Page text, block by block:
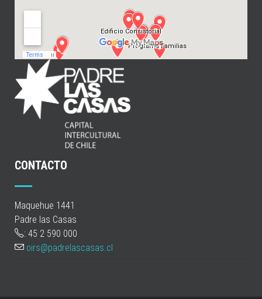
CONTACTO
Maquehue 1441
Padre las Casas
: 45 2 590 000
oirs@padrelascasas.cl